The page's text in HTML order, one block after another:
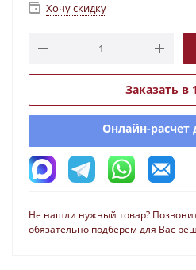
Хочу скидку
Заказать в
Онлайн-
Не нашли нужный товар?
обязательно подберем для Вас